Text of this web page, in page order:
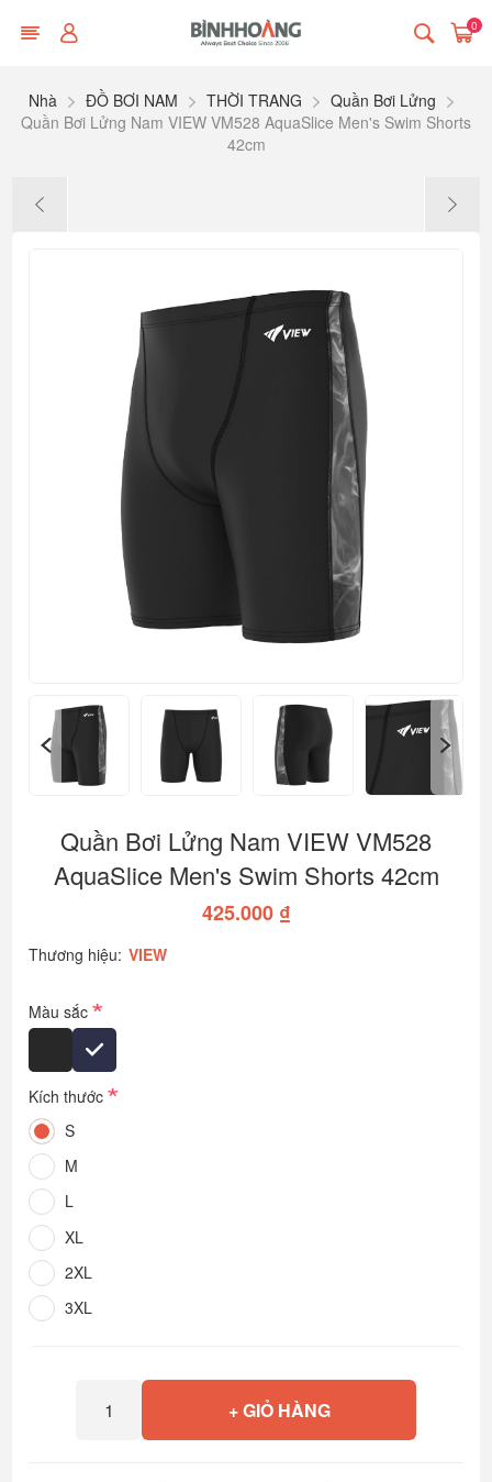
0
Nhà ĐỒ BƠI NAM THỜI TRANG
Quần Bơi Lửng
Quần Bơi Lửng Nam VIEW VM528 AquaSlice Men's Swim Shorts
42cm
Quần Bơi Lửng Nam VIEW VM528
AquaSlice Men's Swim Shorts 42cm
425.000 ₫
Thương hiệu: VIEW
Màu sắc*
Kích thước*
S
M
L
XL
2XL
3XL
+ GIỎ HÀNG